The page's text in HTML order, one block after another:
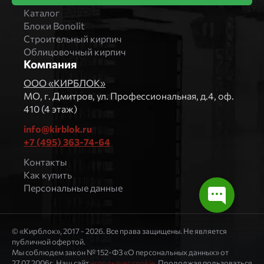
Каталог
Блоки Bonolit
Строительный кирпич
Облицовочный кирпич
Компания
ООО «КИРБЛОК»
МO, г. Дмитров, ул. Профессиональная, д.4, оф.
410 (4 этаж)
info@kirblok.ru
+7 (495) 363-74-64
Контакты
Как купить
Персональные данные
© «Кирблок», 2017 - 2026. Все права защищены. Не является
публичной офертой.
Мы соблюдем закон № 152-ФЗ «О персональных данных» от